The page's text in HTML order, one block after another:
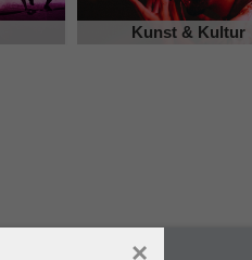
Kunst & Kultur
×